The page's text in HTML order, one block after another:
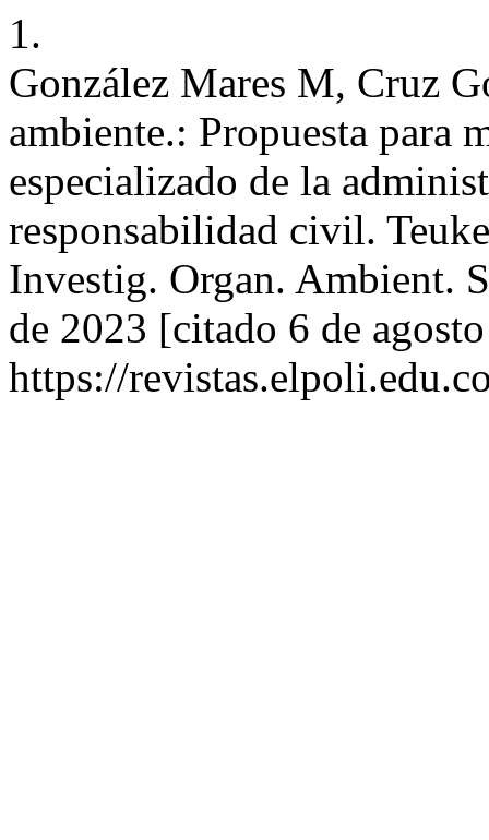
1.
González Mares M, Cruz
ambiente.: Propuesta para
especializado de la
responsabilidad civil.
Investig. Organ. Ambient.
de 2023 [citado 6 de
https://